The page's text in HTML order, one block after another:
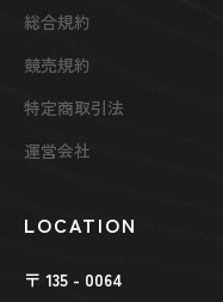
総合規約
競売規約
特定商取引法
運営会社
LOCATION
〒 135 - 0064